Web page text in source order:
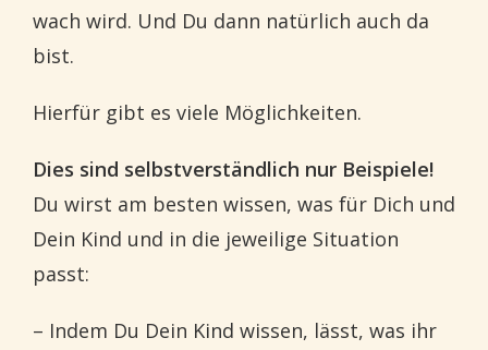
wach wird. Und Du dann natürlich auch da
bist.
Hierfür gibt es viele Möglichkeiten.
Dies sind selbstverständlich nur Beispiele!
Du wirst am besten wissen, was für Dich und
Dein Kind und in die jeweilige Situation
passt:
– Indem Du Dein Kind wissen, lässt, was ihr